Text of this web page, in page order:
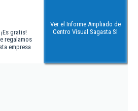
gratis!
regalamos
empresa
Ver el Informe Ampliado de
Centro Visual Sagasta Sl